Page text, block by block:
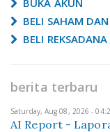
BUKA AKUN
BELI SAHAM
BELI REKSADANA
berita terbaru
Saturday, Aug 08, 2026 -
AI Report -